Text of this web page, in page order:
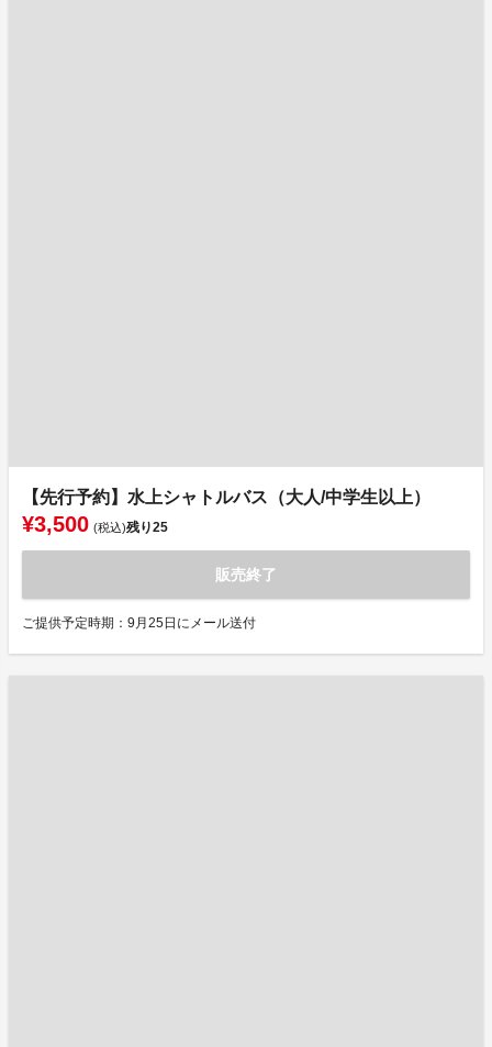
【先行予約】水上シャトルバス（大人/中学生以上）
¥3,500 (税込)残り25
販売終了
ご提供予定時期：9月25日にメール送付